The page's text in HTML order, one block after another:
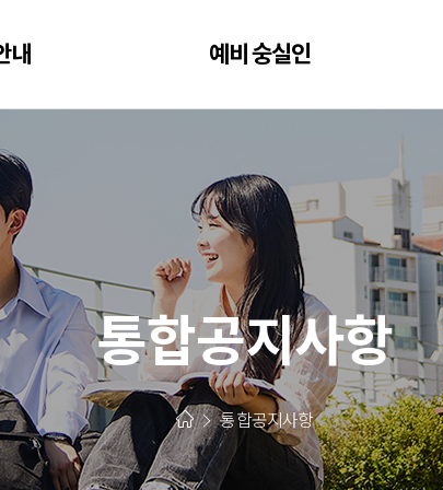
내 예비 숭실인
통합공지사항
통합공지사항